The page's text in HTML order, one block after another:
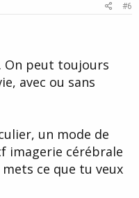
#6
On peut toujours
avec ou sans
un mode de
imagerie cérébrale
ce que tu veux